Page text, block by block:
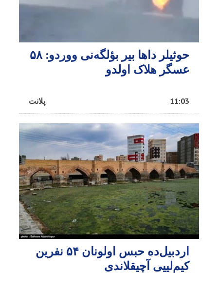
حوثیلر داها بیر بؤلگه‌نی ووردو: ۵۸
عسگر هلاک اولدو
پلانت 11:03
اردبیل‌ده حبس اولونان ۵۴ نفرین
کیم‌لییی آچیقلاندی